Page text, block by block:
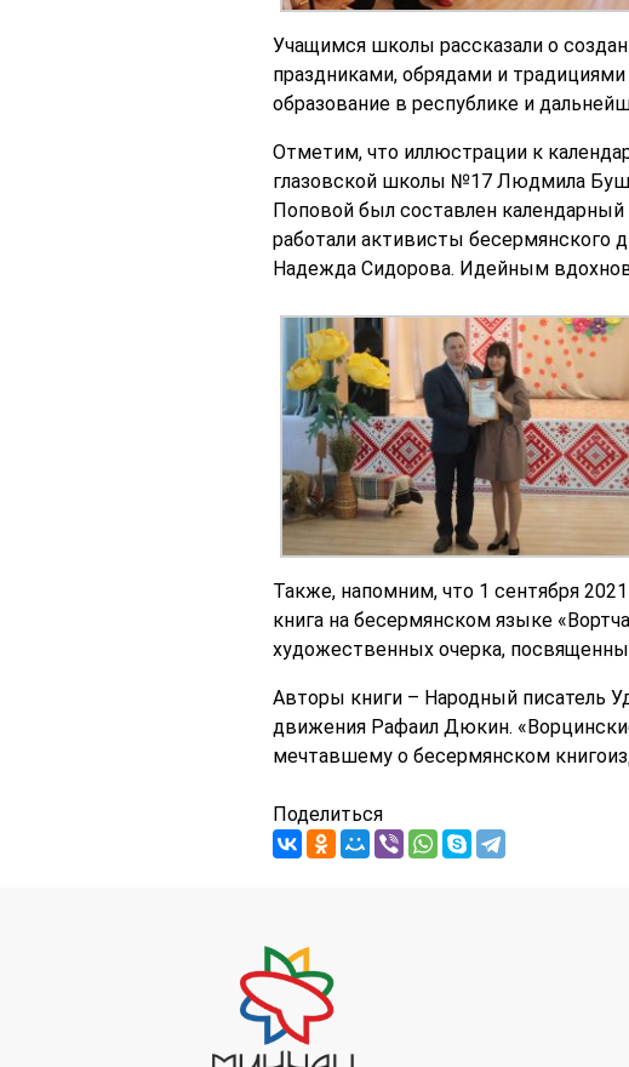
Учащимся школы рассказали о
праздниками, обрядами и
образование в республике и
Отметим, что иллюстрации к
глазовской школы №17 Людмила
Поповой был составлен
работали активисты бесермянского
Надежда Сидорова. Идейным
Также, напомним, что 1 сентября
книга на бесермянском языке
художественных очерка,
Авторы книги – Народный писатель
движения Рафаил Дюкин.
мечтавшему о бесермянском
Поделиться